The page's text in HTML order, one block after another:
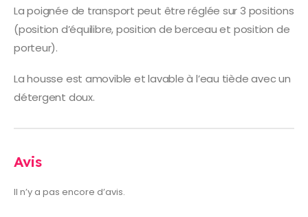
La poignée de transport peut être réglée sur 3 positions
(position d’équilibre, position de berceau et position de
porteur).
La housse est amovible et lavable à l’eau tiède avec un
détergent doux.
Avis
Il n’y a pas encore d’avis.